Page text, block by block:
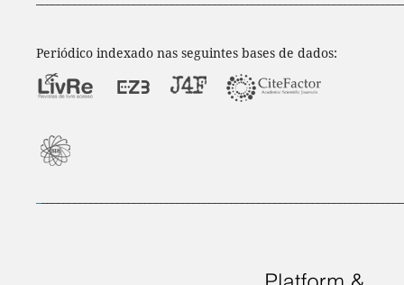
Periódico indexado nas seguintes bases de dados: